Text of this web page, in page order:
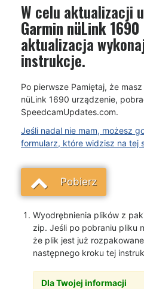
W celu aktualizacji
Garmin nüLink 1690
aktualizacja
instrukcje.
Po pierwsze Pamiętaj, że
nüLink 1690 urządzenie,
SpeedcamUpdates.com.
Jeśli nadal nie mam, możesz
formularz, które widzisz na tej
Pobierz
Wyodrębnienia plików z
zip. Jeśli po pobraniu pliku
że plik jest już
następnego kroku tej
Dla Twojej informacji